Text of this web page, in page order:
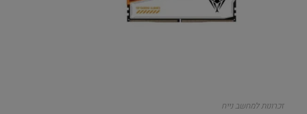
זכרונות למחשב נייח